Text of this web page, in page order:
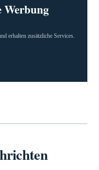
Werbung
erhalten zusätzliche Services.